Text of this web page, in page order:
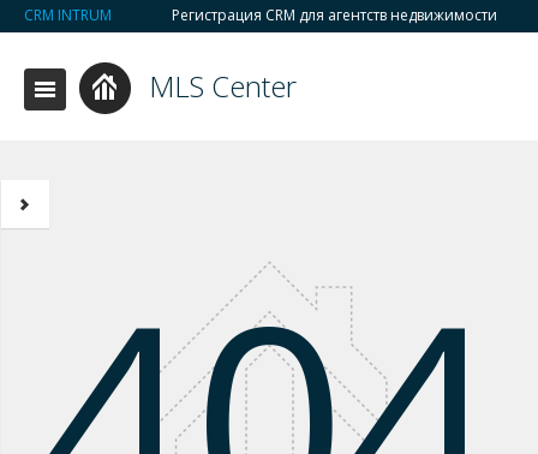
CRM INTRUM Регистрация CRM для агентств недвижимости
MLS Center